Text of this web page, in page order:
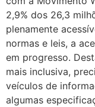
2,9% dos 26,3
plenamente
normas e leis, a
em progresso.
mais inclusiva,
veículos de
algumas